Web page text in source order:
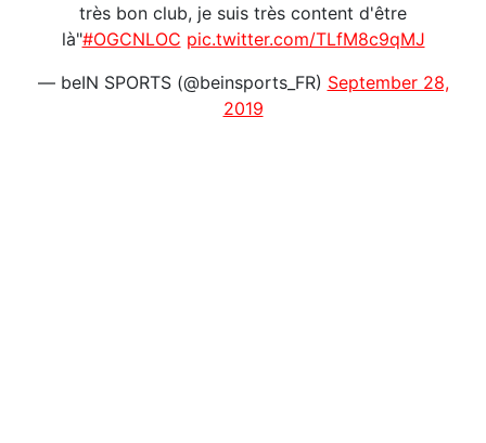
très bon club, je suis très content d'être
là"#OGCNLOC pic.twitter.com/TLfM8c9qMJ
— beIN SPORTS (@beinsports_FR) September 28,
2019